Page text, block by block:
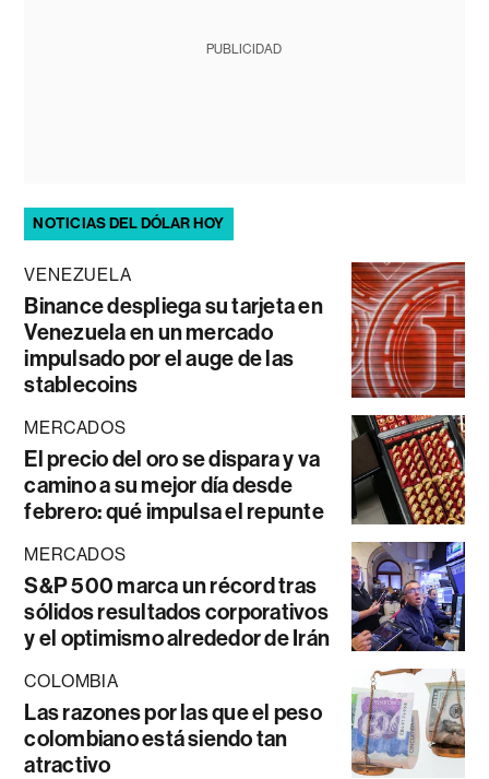
PUBLICIDAD
NOTICIAS DEL DÓLAR HOY
VENEZUELA
Binance despliega su tarjeta en
Venezuela en un mercado
impulsado por el auge de las
stablecoins
MERCADOS
El precio del oro se dispara y va
camino a su mejor día desde
febrero: qué impulsa el repunte
MERCADOS
S&P 500 marca un récord tras
sólidos resultados corporativos
y el optimismo alrededor de Irán
COLOMBIA
Las razones por las que el peso
colombiano está siendo tan
atractivo